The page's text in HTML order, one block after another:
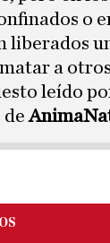
o
liberados
a
leído
de